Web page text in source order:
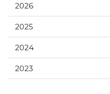
2026
2025
2024
2023